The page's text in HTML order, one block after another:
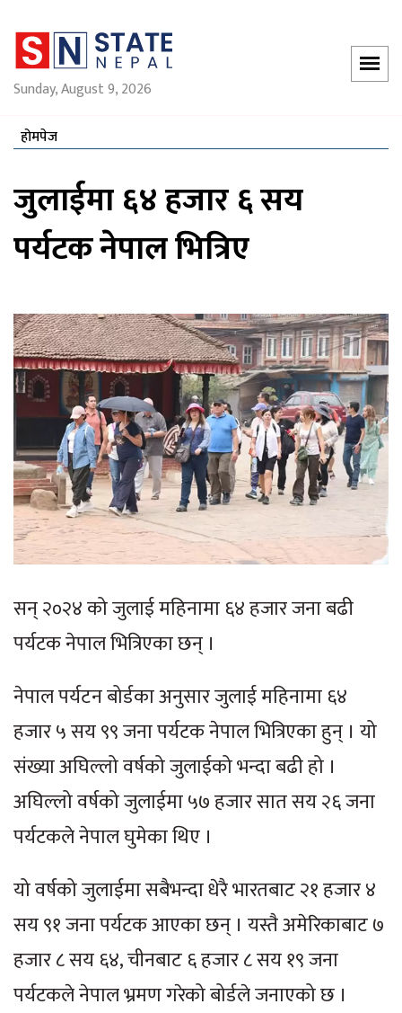
Sunday, August 9, 2026
होमपेज
जुलाईमा ६४ हजार ६ सय
पर्यटक नेपाल भित्रिए
सन् २०२४ को जुलाई महिनामा ६४ हजार जना बढी
पर्यटक नेपाल भित्रिएका छन् ।
नेपाल पर्यटन बोर्डका अनुसार जुलाई महिनामा ६४
हजार ५ सय ९९ जना पर्यटक नेपाल भित्रिएका हुन् । यो
संख्या अघिल्लो वर्षको जुलाईको भन्दा बढी हो ।
अघिल्लो वर्षको जुलाईमा ५७ हजार सात सय २६ जना
पर्यटकले नेपाल घुमेका थिए ।
यो वर्षको जुलाईमा सबैभन्दा धेरै भारतबाट २१ हजार ४
सय ९१ जना पर्यटक आएका छन् । यस्तै अमेरिकाबाट ७
हजार ८ सय ६४, चीनबाट ६ हजार ८ सय १९ जना
पर्यटकले नेपाल भ्रमण गरेको बोर्डले जनाएको छ ।